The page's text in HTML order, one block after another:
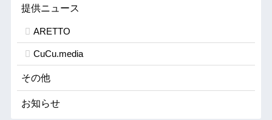
提供ニュース
ARETTO
CuCu.media
その他
お知らせ